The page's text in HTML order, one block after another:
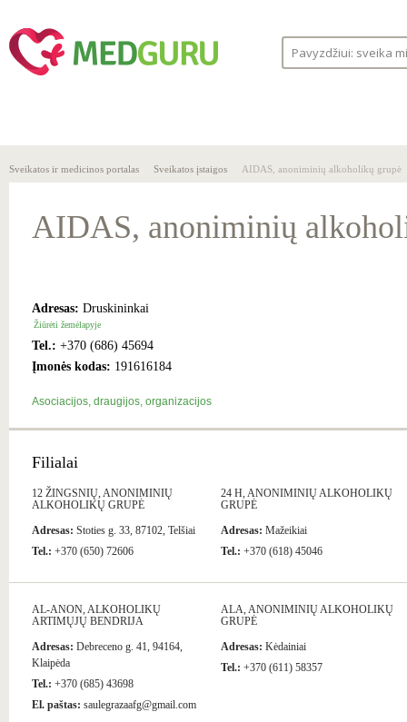
Sveikatos ir medicinos portalas Sveikatos įstaigos AIDAS, anoniminių alkoholikų grupė
AIDAS, anoniminių
Adresas: Druskininkai
Žiūrėti žemėlapyje
Tel.: +370 (686) 45694
Įmonės kodas: 191616184
Asociacijos, draugijos, organizacijos
Filialai
12 ŽINGSNIŲ, ANONIMINIŲ
ALKOHOLIKŲ GRUPĖ
Adresas: Stoties g. 33, 87102, Telšiai
Tel.: +370 (650) 72606
24 H, ANONIMINIŲ ALKOHOLIKŲ
GRUPĖ
Adresas: Mažeikiai
Tel.: +370 (618) 45046
AL-ANON, ALKOHOLIKŲ
ARTIMŲJŲ BENDRIJA
Adresas: Debreceno g. 41, 94164,
Klaipėda
Tel.: +370 (685) 43698
El. paštas: saulegrazaafg@gmail.com
ALA, ANONIMINIŲ ALKOHOLIKŲ
GRUPĖ
Adresas: Kėdainiai
Tel.: +370 (611) 58357